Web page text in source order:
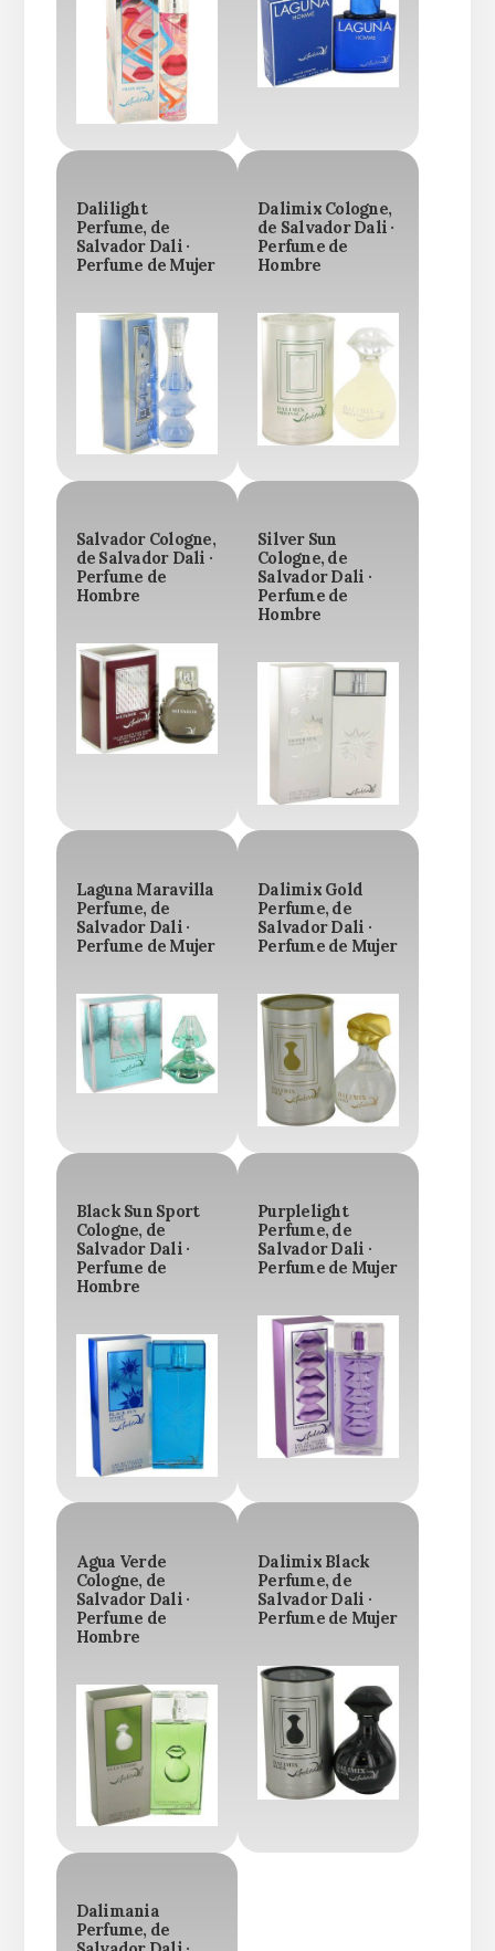
Dalilight
Perfume, de
Salvador Dali ·
Perfume de Mujer
Dalimix Cologne,
de Salvador Dali ·
Perfume de
Hombre
Salvador Cologne,
de Salvador Dali ·
Perfume de
Hombre
Silver Sun
Cologne, de
Salvador Dali ·
Perfume de
Hombre
Laguna Maravilla
Perfume, de
Salvador Dali ·
Perfume de Mujer
Dalimix Gold
Perfume, de
Salvador Dali ·
Perfume de Mujer
Black Sun Sport
Cologne, de
Salvador Dali ·
Perfume de
Hombre
Purplelight
Perfume, de
Salvador Dali ·
Perfume de Mujer
Agua Verde
Cologne, de
Salvador Dali ·
Perfume de
Hombre
Dalimix Black
Perfume, de
Salvador Dali ·
Perfume de Mujer
Dalimania
Perfume, de